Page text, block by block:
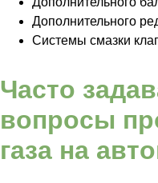
Дополнительного
Системы смазки
Часто
вопросы
газа на